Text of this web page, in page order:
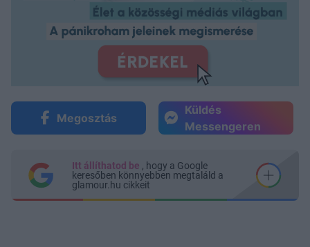
Megosztás
Küldés
Messengeren
Itt állíthatod be , hogy a Google
keresőben könnyebben megtaláld a
glamour.hu cikkeit